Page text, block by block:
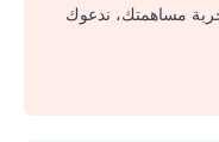
تجربة مساهمتك، ندعوك